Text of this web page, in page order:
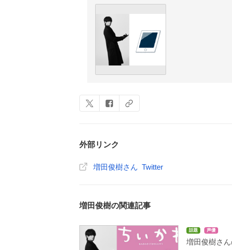
外部リンク
増田俊樹さん Twitter
増田俊樹の関連記事
話題 声優
増田俊樹さ